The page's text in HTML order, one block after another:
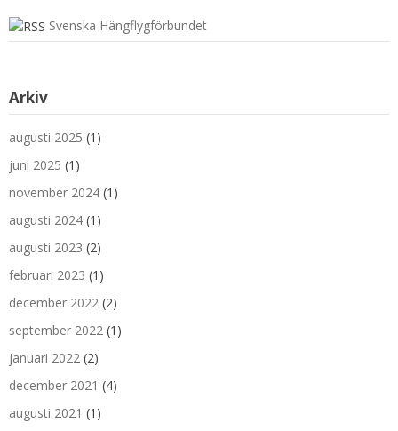
Svenska Hängflygförbundet
Arkiv
augusti 2025 (1)
juni 2025 (1)
november 2024 (1)
augusti 2024 (1)
augusti 2023 (2)
februari 2023 (1)
december 2022 (2)
september 2022 (1)
januari 2022 (2)
december 2021 (4)
augusti 2021 (1)